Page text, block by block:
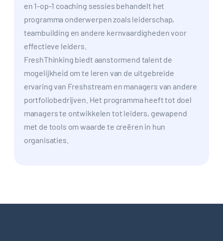
en 1-op-1 coaching sessies behandelt het
programma onderwerpen zoals leiderschap,
teambuilding en andere kernvaardigheden voor
effectieve leiders.
FreshThinking biedt aanstormend talent de
mogelijkheid om te leren van de uitgebreide
ervaring van Freshstream en managers van andere
portfoliobedrijven. Het programma heeft tot doel
managers te ontwikkelen tot leiders, gewapend
met de tools om waarde te creëren in hun
organisaties.